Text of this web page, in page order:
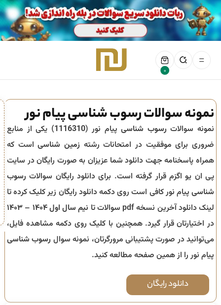
0
نمونه سوالات رسوب شناسی پیام نور
نمونه سوالات رسوب شناسیپیام نور (1116310) یکی از منابع
ضروری برای موفقیت در امتحانات رشته زمین شناسیاست که
همراه پاسخنامه جهت دانلود شما عزیزان به صورت رایگان در سایت
پی ان یو اگزم قرار گرفته است. برای دانلود رایگان سوالات رسوب
شناسی پیام نور کافی است روی دکمه دانلود رایگان زیر کلیک کرده تا
لینک دانلود آخرین نسخه pdf سوالات تا
نیم سال اول ۱۴۰۴ – ۱۴۰۳
در اختیارتان قرار گیرد. همچنین با کلیک روی دکمه مشاهده فایل،
می‌توانید در صورت پشتیبانی مرورگرتان، نمونه سوال رسوب شناسی
پیام نور را از همین صفحه مطالعه کنید.
دانلود رایگان